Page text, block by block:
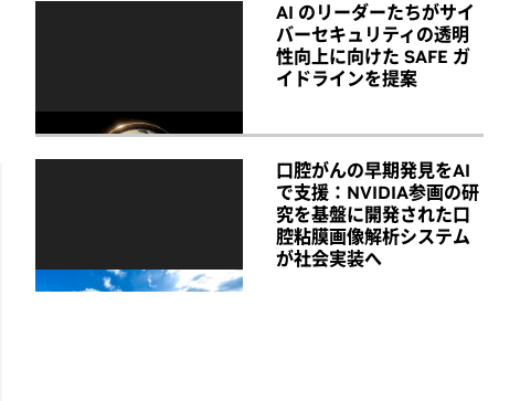
AI のリーダーたちがサイ
バーセキュリティの透明
性向上に向けた SAFE ガ
イドラインを提案
口腔がんの早期発見をAI
で支援：NVIDIA参画の研
究を基盤に開発された口
腔粘膜画像解析システム
が社会実装へ